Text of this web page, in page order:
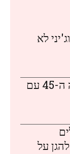
לא
מגהן מרקל חוגגת את יום הולדתה ה-45 עם
על